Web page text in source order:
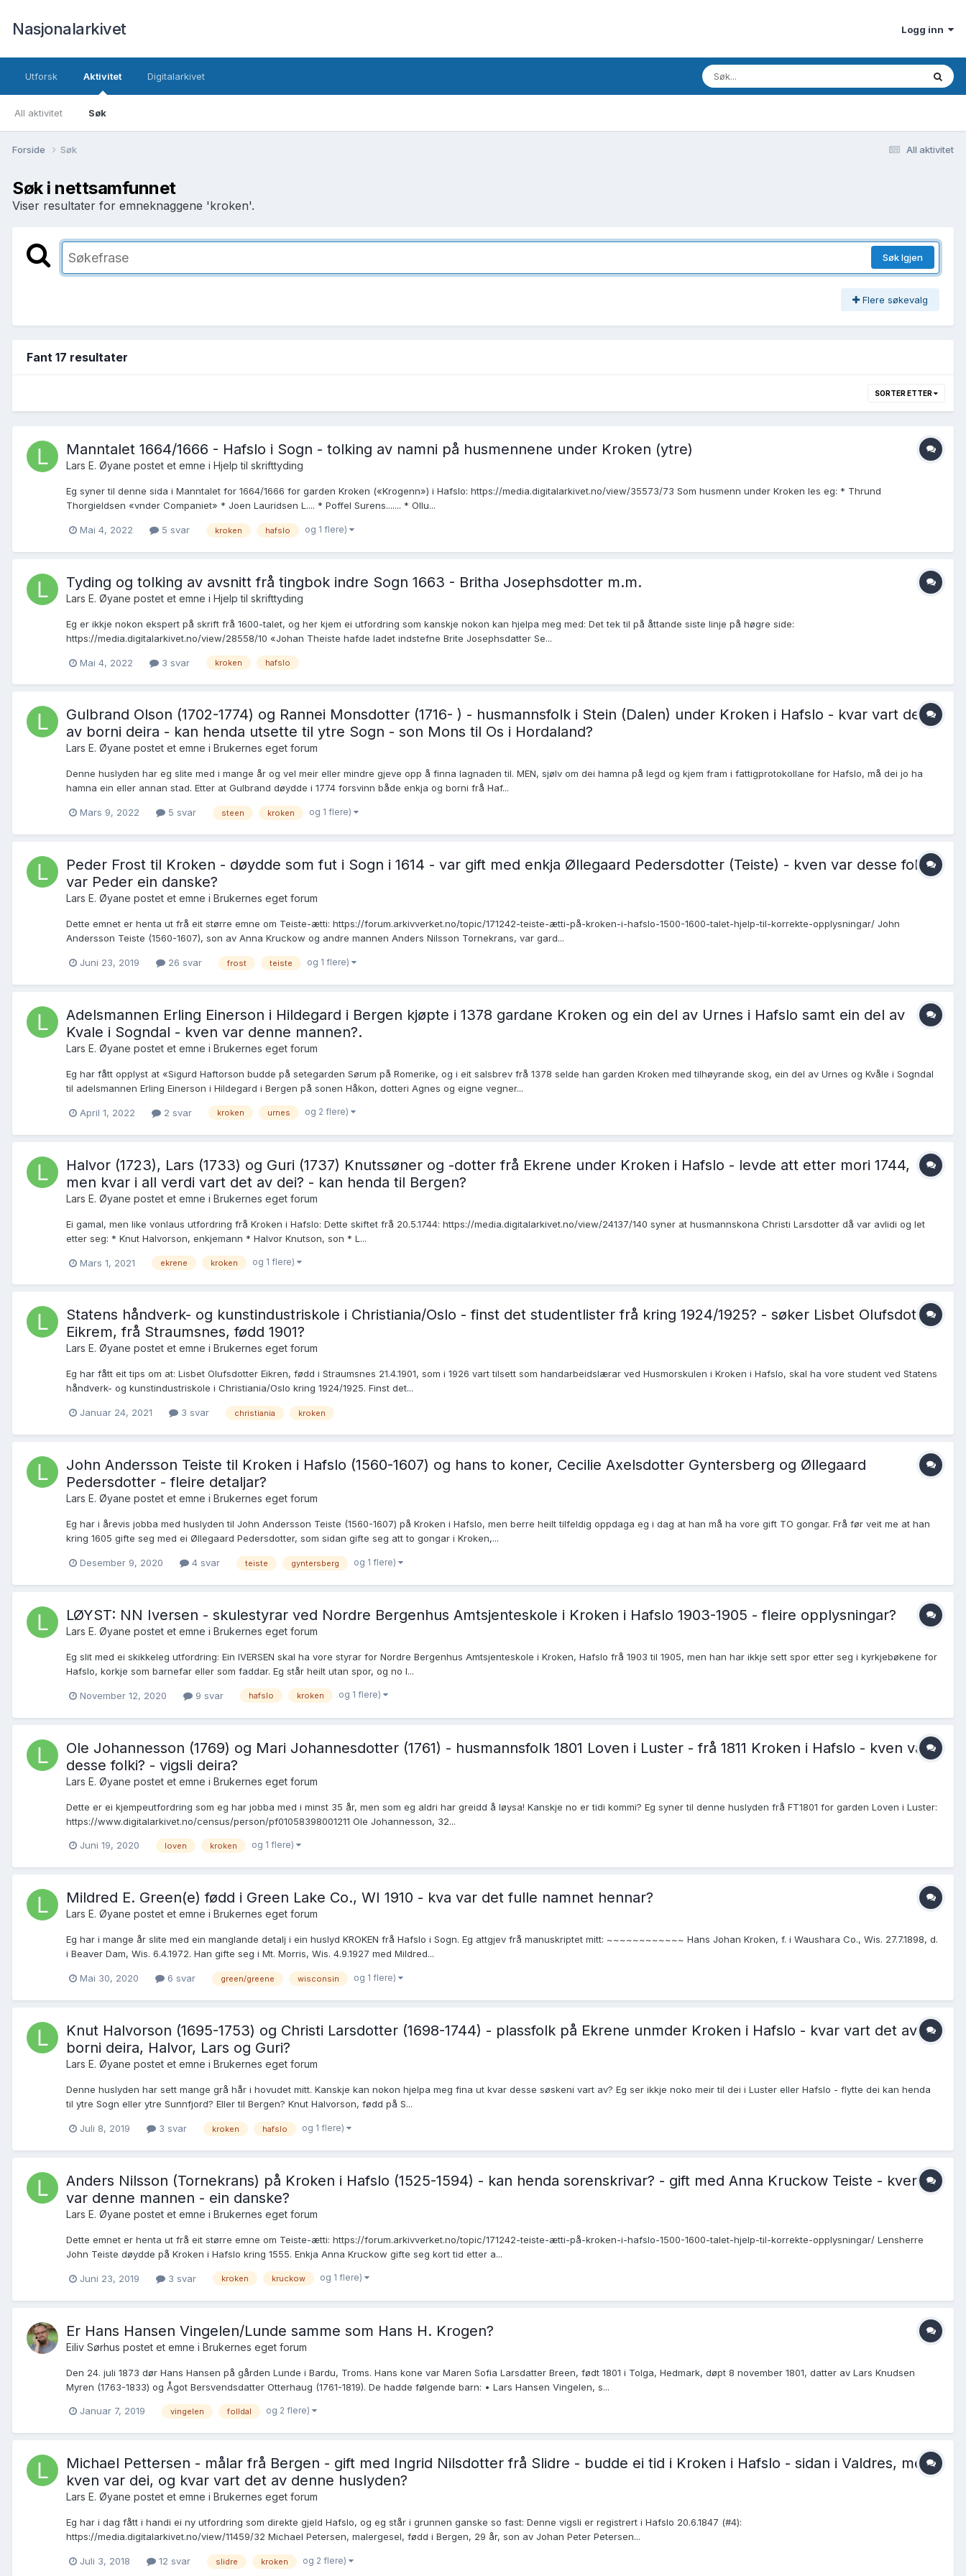
Nasjonalarkivet Logg inn
Utforsk Aktivitet
All aktivitet Søk
Digitalarkivet
All aktivitet
Forside Søk
Søk i nettsamfunnet
Viser resultater for emneknaggene 'kroken'.
Søk Igjen
Flere søkevalg
Fant 17 resultater
SORTER ETTER
Manntalet 1664/1666 - Hafslo i Sogn - tolking av namni på husmennene under Kroken (ytre)
Lars E. Øyane postet et emne i Hjelp til skrifttyding
Eg syner til denne sida i Manntalet for 1664/1666 for garden Kroken («Krogenn») i Hafslo: https://media.digitalarkivet.no/view/35573/73 Som husmenn under Kroken les eg: * Thrund
Thorgieldsen «vnder Companiet» * Joen Lauridsen L.... * Poffel Surens....... * Ollu...
Mai 4, 2022 5 svar kroken hafslo og 1 flere)
Tyding og tolking av avsnitt frå tingbok indre Sogn 1663 - Britha Josephsdotter m.m.
Lars E. Øyane postet et emne i Hjelp til skrifttyding
Eg er ikkje nokon ekspert på skrift frå 1600-talet, og her kjem ei utfordring som kanskje nokon kan hjelpa meg med: Det tek til på åttande siste linje på høgre side:
https://media.digitalarkivet.no/view/28558/10 «Johan Theiste hafde ladet indstefne Brite Josephsdatter Se...
Mai 4, 2022 3 svar kroken hafslo
Gulbrand Olson (1702-1774) og Rannei Monsdotter (1716- ) - husmannsfolk i Stein (Dalen) under Kroken i Hafslo - kvar vart det
av borni deira - kan henda utsette til ytre Sogn - son Mons til Os i Hordaland?
Lars E. Øyane postet et emne i Brukernes eget forum
Denne huslyden har eg slite med i mange år og vel meir eller mindre gjeve opp å finna lagnaden til. MEN, sjølv om dei hamna på legd og kjem fram i fattigprotokollane for Hafslo, må dei jo ha
hamna ein eller annan stad. Etter at Gulbrand døydde i 1774 forsvinn både enkja og borni frå Haf...
Mars 9, 2022 5 svar steen kroken og 1 flere)
Peder Frost til Kroken - døydde som fut i Sogn i 1614 - var gift med enkja Øllegaard Pedersdotter (Teiste) - kven var desse folki -
var Peder ein danske?
Lars E. Øyane postet et emne i Brukernes eget forum
Dette emnet er henta ut frå eit større emne om Teiste-ætti: https://forum.arkivverket.no/topic/171242-teiste-ætti-på-kroken-i-hafslo-1500-1600-talet-hjelp-til-korrekte-opplysningar/ John
Andersson Teiste (1560-1607), son av Anna Kruckow og andre mannen Anders Nilsson Tornekrans, var gard...
Juni 23, 2019 26 svar frost teiste og 1 flere)
Adelsmannen Erling Einerson i Hildegard i Bergen kjøpte i 1378 gardane Kroken og ein del av Urnes i Hafslo samt ein del av
Kvale i Sogndal - kven var denne mannen?.
Lars E. Øyane postet et emne i Brukernes eget forum
Eg har fått opplyst at «Sigurd Haftorson budde på setegarden Sørum på Romerike, og i eit salsbrev frå 1378 selde han garden Kroken med tilhøyrande skog, ein del av Urnes og Kvåle i Sogndal
til adelsmannen Erling Einerson i Hildegard i Bergen på sonen Håkon, dotteri Agnes og eigne vegner...
April 1, 2022 2 svar kroken urnes og 2 flere)
Halvor (1723), Lars (1733) og Guri (1737) Knutssøner og -dotter frå Ekrene under Kroken i Hafslo - levde att etter mori 1744,
men kvar i all verdi vart det av dei? - kan henda til Bergen?
Lars E. Øyane postet et emne i Brukernes eget forum
Ei gamal, men like vonlaus utfordring frå Kroken i Hafslo: Dette skiftet frå 20.5.1744: https://media.digitalarkivet.no/view/24137/140 syner at husmannskona Christi Larsdotter då var avlidi og let
etter seg: * Knut Halvorson, enkjemann * Halvor Knutson, son * L...
Mars 1, 2021 ekrene kroken og 1 flere)
Statens håndverk- og kunstindustriskole i Christiania/Oslo - finst det studentlister frå kring 1924/1925? - søker Lisbet Olufsdotter
Eikrem, frå Straumsnes, fødd 1901?
Lars E. Øyane postet et emne i Brukernes eget forum
Eg har fått eit tips om at: Lisbet Olufsdotter Eikren, fødd i Straumsnes 21.4.1901, som i 1926 vart tilsett som handarbeidslærar ved Husmorskulen i Kroken i Hafslo, skal ha vore student ved Statens
håndverk- og kunstindustriskole i Christiania/Oslo kring 1924/1925. Finst det...
Januar 24, 2021 3 svar christiania kroken
John Andersson Teiste til Kroken i Hafslo (1560-1607) og hans to koner, Cecilie Axelsdotter Gyntersberg og Øllegaard
Pedersdotter - fleire detaljar?
Lars E. Øyane postet et emne i Brukernes eget forum
Eg har i årevis jobba med huslyden til John Andersson Teiste (1560-1607) på Kroken i Hafslo, men berre heilt tilfeldig oppdaga eg i dag at han må ha vore gift TO gongar. Frå før veit me at han
kring 1605 gifte seg med ei Øllegaard Pedersdotter, som sidan gifte seg att to gongar i Kroken,...
Desember 9, 2020 4 svar teiste gyntersberg og 1 flere)
LØYST: NN Iversen - skulestyrar ved Nordre Bergenhus Amtsjenteskole i Kroken i Hafslo 1903-1905 - fleire opplysningar?
Lars E. Øyane postet et emne i Brukernes eget forum
Eg slit med ei skikkeleg utfordring: Ein IVERSEN skal ha vore styrar for Nordre Bergenhus Amtsjenteskole i Kroken, Hafslo frå 1903 til 1905, men han har ikkje sett spor etter seg i kyrkjebøkene for
Hafslo, korkje som barnefar eller som faddar. Eg står heilt utan spor, og no l...
November 12, 2020 9 svar hafslo kroken og 1 flere)
Ole Johannesson (1769) og Mari Johannesdotter (1761) - husmannsfolk 1801 Loven i Luster - frå 1811 Kroken i Hafslo - kven var
desse folki? - vigsli deira?
Lars E. Øyane postet et emne i Brukernes eget forum
Dette er ei kjempeutfordring som eg har jobba med i minst 35 år, men som eg aldri har greidd å løysa! Kanskje no er tidi kommi? Eg syner til denne huslyden frå FT1801 for garden Loven i Luster:
https://www.digitalarkivet.no/census/person/pf01058398001211 Ole Johannesson, 32...
Juni 19, 2020 loven kroken og 1 flere)
Mildred E. Green(e) fødd i Green Lake Co., WI 1910 - kva var det fulle namnet hennar?
Lars E. Øyane postet et emne i Brukernes eget forum
Eg har i mange år slite med ein manglande detalj i ein huslyd KROKEN frå Hafslo i Sogn. Eg attgjev frå manuskriptet mitt: ~~~~~~~~~~~~ Hans Johan Kroken, f. i Waushara Co., Wis. 27.7.1898, d.
i Beaver Dam, Wis. 6.4.1972. Han gifte seg i Mt. Morris, Wis. 4.9.1927 med Mildred...
Mai 30, 2020 6 svar green/greene wisconsin og 1 flere)
Knut Halvorson (1695-1753) og Christi Larsdotter (1698-1744) - plassfolk på Ekrene unmder Kroken i Hafslo - kvar vart det av
borni deira, Halvor, Lars og Guri?
Lars E. Øyane postet et emne i Brukernes eget forum
Denne huslyden har sett mange grå hår i hovudet mitt. Kanskje kan nokon hjelpa meg fina ut kvar desse søskeni vart av? Eg ser ikkje noko meir til dei i Luster eller Hafslo - flytte dei kan henda
til ytre Sogn eller ytre Sunnfjord? Eller til Bergen? Knut Halvorson, fødd på S...
Juli 8, 2019 3 svar kroken hafslo og 1 flere)
Anders Nilsson (Tornekrans) på Kroken i Hafslo (1525-1594) - kan henda sorenskrivar? - gift med Anna Kruckow Teiste - kven
var denne mannen - ein danske?
Lars E. Øyane postet et emne i Brukernes eget forum
Dette emnet er henta ut frå eit større emne om Teiste-ætti: https://forum.arkivverket.no/topic/171242-teiste-ætti-på-kroken-i-hafslo-1500-1600-talet-hjelp-til-korrekte-opplysningar/ Lensherre
John Teiste døydde på Kroken i Hafslo kring 1555. Enkja Anna Kruckow gifte seg kort tid etter a...
Juni 23, 2019 3 svar kroken kruckow og 1 flere)
Er Hans Hansen Vingelen/Lunde samme som Hans H. Krogen?
Eiliv Sørhus postet et emne i Brukernes eget forum
Den 24. juli 1873 dør Hans Hansen på gården Lunde i Bardu, Troms. Hans kone var Maren Sofia Larsdatter Breen, født 1801 i Tolga, Hedmark, døpt 8 november 1801, datter av Lars Knudsen
Myren (1763-1833) og Ågot Bersvendsdatter Otterhaug (1761-1819). De hadde følgende barn: • Lars Hansen Vingelen, s...
Januar 7, 2019 vingelen folldal og 2 flere)
Michael Pettersen - målar frå Bergen - gift med Ingrid Nilsdotter frå Slidre - budde ei tid i Kroken i Hafslo - sidan i Valdres, men
kven var dei, og kvar vart det av denne huslyden?
Lars E. Øyane postet et emne i Brukernes eget forum
Eg har i dag fått i handi ei ny utfordring som direkte gjeld Hafslo, og eg står i grunnen ganske so fast: Denne vigsli er registrert i Hafslo 20.6.1847 (#4):
https://media.digitalarkivet.no/view/11459/32 Michael Petersen, malergesel, fødd i Bergen, 29 år, son av Johan Peter Petersen...
Juli 3, 2018 12 svar slidre kroken og 2 flere)